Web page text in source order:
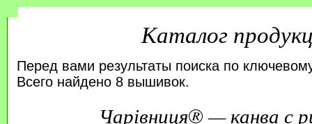
Каталог
Перед вами результаты поиска по
Всего найдено 8 вышивок.
Чарівниця® — канва с